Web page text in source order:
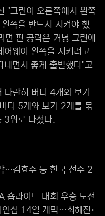
"그린이 오른쪽에서 왼쪽
쪽을 반드시 지켜야 했
핀 공략은 커녕 그린에
어웨이 왼쪽을 지키려고
내면서 좋게 출발했다"고
란히 버디 4개와 보기
디 5개와 보기 2개를 묶
위로 나섰다.
…김효주 등 한국 선수 2
숍라이트 대회 우승 도전
언십 14일 개막…최혜진·